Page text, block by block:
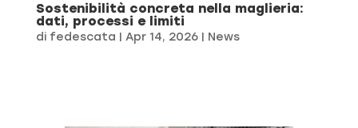
Sostenibilità concreta nella maglieria:
dati, processi e limiti
di fedescata | Apr 14, 2026| News